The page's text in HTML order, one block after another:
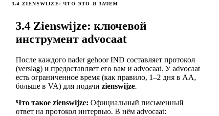
3.4 ZIENSWIJZE: ЧТО ЭТО И ЗАЧЕМ
3.4 Zienswijze: ключевой
инструмент advocaat
После каждого nader gehoor IND составляет протокол
(verslag) и предоставляет его вам и advocaat. У advocaat
есть ограниченное время (как правило, 1–2 дня в AA,
больше в VA) для подачи zienswijze.
Что такое zienswijze: Официальный письменный
ответ на протокол интервью. В нём advocaat: